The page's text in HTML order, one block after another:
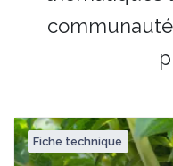
Fiche technique